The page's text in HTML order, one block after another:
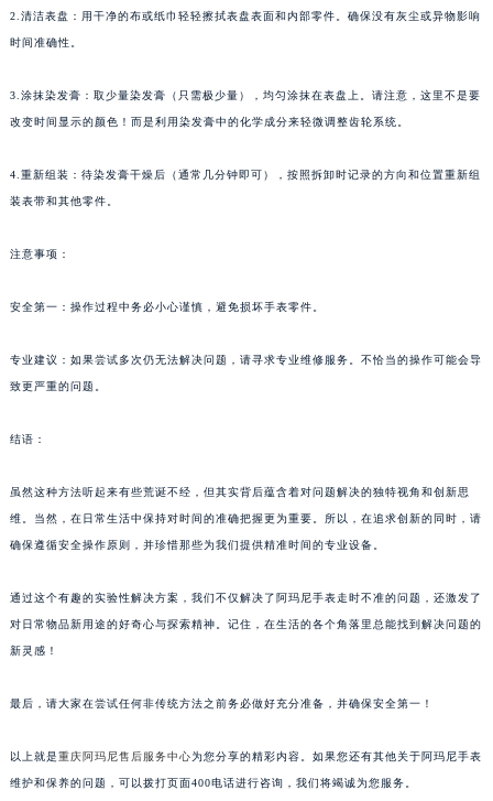
2.清洁表盘：用干净的布或纸巾轻轻擦拭表盘表面和内部零件。确保没有灰尘或异物影响
时间准确性。
3.涂抹染发膏：取少量染发膏（只需极少量），均匀涂抹在表盘上。请注意，这里不是要
改变时间显示的颜色！而是利用染发膏中的化学成分来轻微调整齿轮系统。
4.重新组装：待染发膏干燥后（通常几分钟即可），按照拆卸时记录的方向和位置重新组
装表带和其他零件。
注意事项：
安全第一：操作过程中务必小心谨慎，避免损坏手表零件。
专业建议：如果尝试多次仍无法解决问题，请寻求专业维修服务。不恰当的操作可能会导
致更严重的问题。
结语：
虽然这种方法听起来有些荒诞不经，但其实背后蕴含着对问题解决的独特视角和创新思
维。当然，在日常生活中保持对时间的准确把握更为重要。所以，在追求创新的同时，请
确保遵循安全操作原则，并珍惜那些为我们提供精准时间的专业设备。
通过这个有趣的实验性解决方案，我们不仅解决了阿玛尼手表走时不准的问题，还激发了
对日常物品新用途的好奇心与探索精神。记住，在生活的各个角落里总能找到解决问题的
新灵感！
最后，请大家在尝试任何非传统方法之前务必做好充分准备，并确保安全第一！
以上就是重庆阿玛尼售后服务中心为您分享的精彩内容。如果您还有其他关于阿玛尼手表
维护和保养的问题，可以拨打页面400电话进行咨询，我们将竭诚为您服务。